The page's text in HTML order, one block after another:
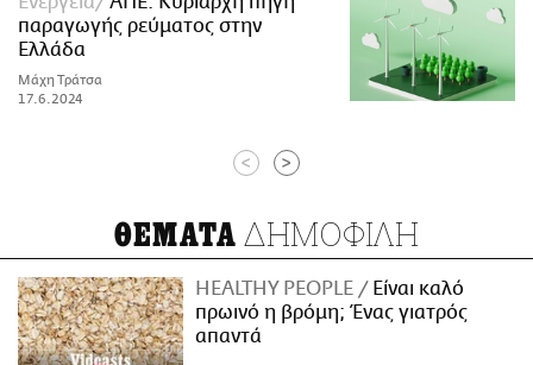
παραγωγής ρεύματος στην
Ελλάδα
Μάχη Τράτσα
17.6.2024
< >
ΘΕΜΑΤΑ ΔΗΜΟΦΙΛΗ
HEALTHY PEOPLE
Είναι καλό
πρωινό η βρόμη; Ένας γιατρός
απαντά